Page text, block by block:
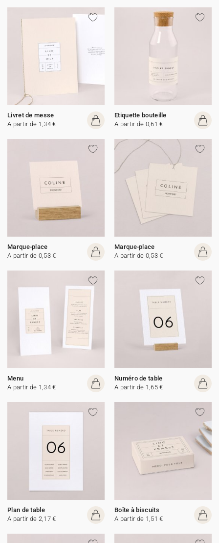
Livret de messe
A partir de 1,34 €
Etiquette bouteille
A partir de 0,61 €
Marque-place
A partir de 0,53 €
Marque-place
A partir de 0,53 €
Menu
A partir de 1,34 €
Numéro de table
A partir de 1,65 €
Plan de table
A partir de 2,17 €
Boîte à biscuits
A partir de 1,51 €